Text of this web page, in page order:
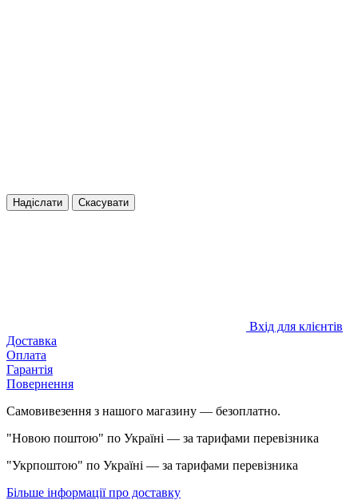
Надіслати Скасувати
Вхід для клієнтів
Доставка
Оплата
Гарантія
Повернення
Самовивезення з нашого магазину — безоплатно.
"Новою поштою" по Україні — за тарифами перевізника
"Укрпоштою" по Україні — за тарифами перевізника
Більше інформації про доставку